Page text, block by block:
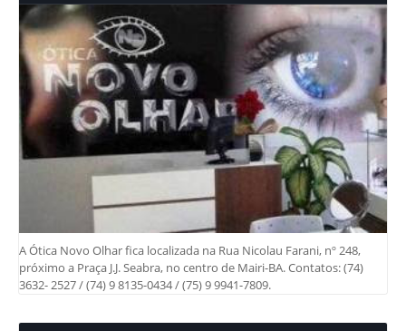
A Ótica Novo Olhar fica localizada na Rua Nicolau Farani, nº 248,
próximo a Praça J.J. Seabra, no centro de Mairi-BA. Contatos: (74)
3632- 2527 / (74) 9 8135-0434 / (75) 9 9941-7809.